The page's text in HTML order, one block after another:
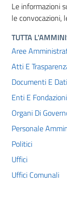
Le informazioni
le convocazioni,
TUTTA
Aree
Atti E
Documenti E Dati
Enti E Fondazioni
Organi Di
Personale
Politici
Uffici
Uffici Comunali